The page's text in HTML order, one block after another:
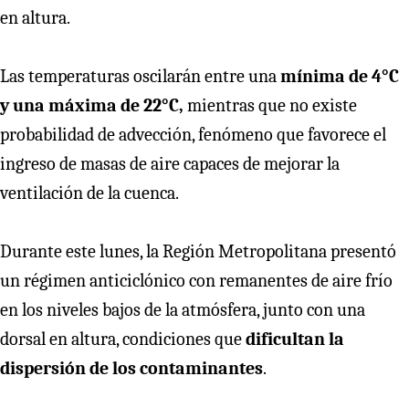
en altura.
Las temperaturas oscilarán entre unamínima de 4°C
y una máxima de 22°C, mientras que no existe
probabilidad de advección, fenómeno que favorece el
ingreso de masas de aire capaces de mejorar la
ventilación de la cuenca.
Durante este lunes, la Región Metropolitana presentó
un régimen anticiclónico con remanentes de aire frío
en los niveles bajos de la atmósfera, junto con una
dorsal en altura, condiciones quedificultan la
dispersión de los contaminantes.